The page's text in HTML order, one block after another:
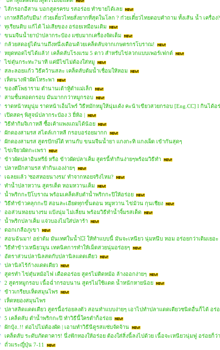
ไส้กรอกอีสาน บอกสูตรครบ รสอร่อย ทำขายได้เลย
เกาหลีถึงกับมึน! ก๋วยเตี๋ยวไทยสั่งยากที่สุดในโลก ? ก๋วยเตี๋ยวไทยตอบคำถาม ทั้งเส้น น้ำ เครื่อง
ทุเรียนดิบ แก้ได้ ไม่เสียของ อร่อยเหมือนเดิม
ขนมจีนน้ำยาป่าปลากระป๋อง แซ่บมากเครื่องจัดเต็ม
กล้วยสดอยู่ได้นานถึงหนึ่งเดือนด้วยเคล็ดลับจากเกษตรกรโบราณ!
หยุดทอดไข่ได้แล้ว! เคล็ดลับโรงแรม 5 ดาว สำหรับไข่ลวกแบบเพอร์เฟกต์
ไข่ตุ๋นกระทะ7นาที แค่มีไข่ไม่ต้องใส่หมู
สละลอยแก้ว วิธีคว้านสละ เคล็ดลับต้มน้ำเชื่อมให้หอม
เห็ดนางฟ้าผัดโหระพา
ของดีโพธาราม ตำนานเต้าหู้ดำแม่เล็ก
สามชั้นทอดกรอบ มันมากกว่าหมูกรอบ
ราดหน้าหมูนุ่ม ราดหน้าเอ็มไพร์ วิธีหมักหมูให้นุ่มเด้ง คะน้าเขียวสวยกรอบ [Eng.CC] l กินได้อ
เปิดสดๆ พิสูจน์ปลากระป๋อง 3 ยี่ห้อ |
วิธีทำกิมจิเกาหลี ซื้อเค้าแพงแถมได้น้อย
ผักดองสามรส สไตล์เกาหลี กรอบอร่อยมากก
ผักดองสามรส สูตรปักษ์ใต้ ทานกับ ขนมจีนน้ำยา แกงกะทิ แกงเผ็ด เข้ากันสุดๆ
ไข่เจียวผัดกะเพรา
ข้าวผัดปลาอินทรีย์ หรือ ข้าวผัดปลาเค็ม สูตรนี้ทำกินง่ายๆพร้อมวิธีทำ
ปลาหมึกสามรส ทำกินเองง่ายๆ
เฉลยแล้ว 'ซอสหอยนางรม' ทำจากหอยจริงไหม?
ทำน้ำปลาหวาน สูตรเด็ด หอมหวานเค็ม
น้ำพริกกะปิโบราณ พร้อมเคล็ดลับตำน้ำพริกกะปิให้อร่อย
วิธีทำข้าวคลุกกะปิ สอนละเอียดทุกขั้นตอน หมูหวาน ไข่ม้วน กุนเชียง
ออส่วนหอยนางรม แป้งนุ่ม ไม่เลี่ยน พร้อมวิธีทำน้ำจิ้มรสเด็ด
น้ำพริกปลาเค็ม แจ่วบองไม่ใส่ปลาร้า
ดอกเกลือภูเขา
สอนฉันมา! อย่าต้ม มันเทศในน้ำ💥 ให้ทำแบบนี้ มันจะเหนียว นุ่มหนึบ หอม อร่อยกว่าเดิมเยอะ
วิธีทำข้าวเหนียวมูน เทคนิคการทำให้เม็ดสวยนุ่มอร่อยๆ
อัตราส่วนปลานิลสดกับปลานิลแดดเดียว
ปลานิลไร้ก้างแดดเดียว
สูตรทำ ไข่ตุ๋นหม้อไฟ เดือดอร่อย สูตรไม่ติดหม้อ ล้างออกง่ายๆ
2 สูตรหมูกรอบ เนื้อฉ่ำกรอบนาน สูตรไม่ใช้แดด น้ำหนักหายน้อย
ข้าวเกรียบเห็ดสมุนไพร
เห็ดหยองสมุนไพร
ปลาสลิดแดดเดียว สูตรนี้อร่อยลงตัว สอนทำแบบง่ายๆ เอาไปทำปลาแดดเดียวชนิดอื่นก็ได้ อร่
5 เคล็ดลับ ตำน้ำพริกกะปิ ทำวิธีนี้ใครตำก็อร่อย
ผักบุ้ง..!! ต่อไปไม่ต้องผัด | เอามทำวิธีนีดูรสแซ่บจัดจ้าน
เคล็ดลับ ระดับภัตตาคาร! นึ่งฟักทองให้อร่อย ต้องใส่สิ่งนี้ลงไปด้วย เนื้อจะเหนียวนุ่มฟู อร่อยก็ว่
ถั่วแระญี่ปุ่น 7-11